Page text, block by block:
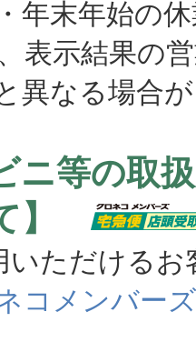
年末年始の
表示結果の
なる場合が
ニ等の取
】
ただけるお
コメンバーズ